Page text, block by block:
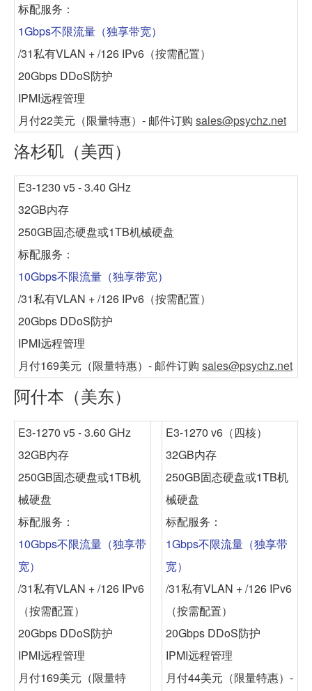
标配服务：
1Gbps不限流量（独享带宽）
/31私有VLAN + /126 IPv6（按需配置）
20Gbps DDoS防护
IPMI远程管理
月付22美元 （限量特惠）- 邮件订购 sales@psychz.net
洛杉矶（美西）
E3-1230 v5 - 3.40 GHz
32GB内存
250GB固态硬盘或1TB机械硬盘
标配服务：
10Gbps不限流量（独享带宽）
/31私有VLAN + /126 IPv6（按需配置）
20Gbps DDoS防护
IPMI远程管理
月付169美元 （限量特惠）- 邮件订购 sales@psychz.net
阿什本（美东）
E3-1270 v5 - 3.60 GHz
32GB内存
250GB固态硬盘或1TB机
械硬盘
标配服务：
10Gbps不限流量（独享带
宽）
/31私有VLAN + /126 IPv6
（按需配置）
20Gbps DDoS防护
IPMI远程管理
月付169美元 （限量特
E3-1270 v6（四核）
32GB内存
250GB固态硬盘或1TB机
械硬盘
标配服务：
1Gbps不限流量（独享带
宽）
/31私有VLAN + /126 IPv6
（按需配置）
20Gbps DDoS防护
IPMI远程管理
月付44美元 （限量特惠）-